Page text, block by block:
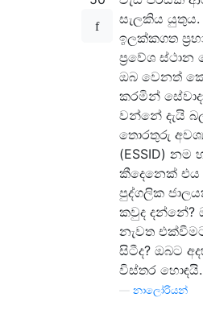
සැලකිය
ඉලක්කගත
ප්‍රවේශ
ඔබ වෙනත්
කරමින්
වන්නේ දැයි
තොරතුරු
(ESSID)
කීදෙනෙක් එය
පුද්ගලික
කවුද දන්නේ?
නැවත
සිටීද? ඔබට
විස්තර හොඳයි.
නාලෝරියන්